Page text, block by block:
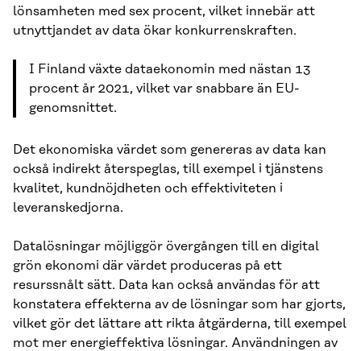
lönsamheten med sex procent, vilket innebär att
utnyttjandet av data ökar konkurrenskraften.
I Finland växte dataekonomin med nästan 13
procent år 2021, vilket var snabbare än EU-
genomsnittet.
Det ekonomiska värdet som genereras av data kan
också indirekt återspeglas, till exempel i tjänstens
kvalitet, kundnöjdheten och effektiviteten i
leveranskedjorna.
Datalösningar möjliggör övergången till en digital
grön ekonomi där värdet produceras på ett
resurssnålt sätt. Data kan också användas för att
konstatera effekterna av de lösningar som har gjorts,
vilket gör det lättare att rikta åtgärderna, till exempel
mot mer energieffektiva lösningar. Användningen av